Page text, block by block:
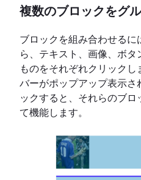
複数のブロックをグ
ブロックを組み合わせる
ら、テキスト、画像、ボ
ものをそれぞれクリック
バーがポップアップ表示さ
ックすると、それらのブロ
て機能します。